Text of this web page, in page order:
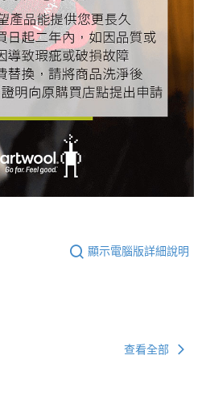
顯示電腦版詳細說明
查看全部